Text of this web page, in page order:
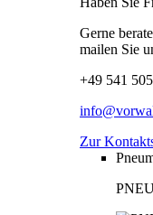
Gerne
mailen Sie
+49 541
Zur